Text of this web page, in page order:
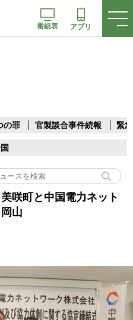
番組表 アプリ
の罪 官製談合事件続報 緊
咲町と中国電力ネット
山